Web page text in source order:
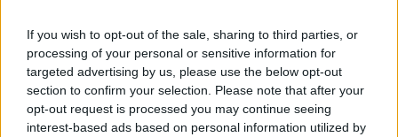
If you wish to opt-out of the sale, sharing to third parties, or
processing of your personal or sensitive information for
targeted advertising by us, please use the below opt-out
section to confirm your selection. Please note that after your
opt-out request is processed you may continue seeing
interest-based ads based on personal information utilized by
Καλαβρύτων-Πούντας4-5 χιλιόμετρα μετά
τα Καλάβρυτα και άλλα τόσα πριν το Μέγα
Σπήλαιο. Είναι επάνω στο δρόμο, σε σημείο
απολύτως εξοχικό, ευχάριστο και έξω και
μέσα.